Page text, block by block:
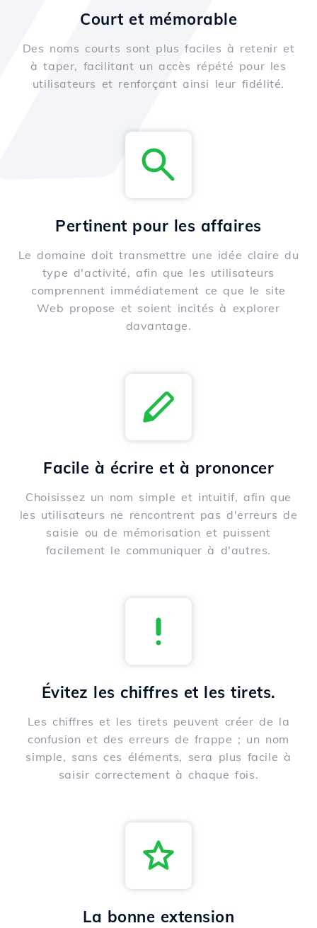
Court et mémorable
Des noms courts sont plus faciles à retenir et
à taper, facilitant un accès répété pour les
utilisateurs et renforçant ainsi leur fidélité.
Pertinent pour les affaires
Le domaine doit transmettre une idée claire du
type d'activité, afin que les utilisateurs
comprennent immédiatement ce que le site
Web propose et soient incités à explorer
davantage.
Facile à écrire et à prononcer
Choisissez un nom simple et intuitif, afin que
les utilisateurs ne rencontrent pas d'erreurs de
saisie ou de mémorisation et puissent
facilement le communiquer à d'autres.
Évitez les chiffres et les tirets.
Les chiffres et les tirets peuvent créer de la
confusion et des erreurs de frappe ; un nom
simple, sans ces éléments, sera plus facile à
saisir correctement à chaque fois.
La bonne extension